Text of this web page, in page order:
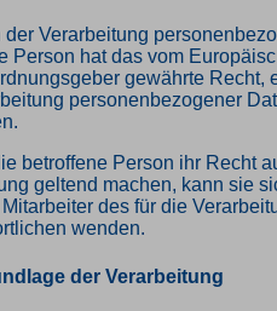
der Verarbeitung
Person hat das vom
gewährte Recht,
personenbezogener
betroffene Person ihr Recht
geltend machen, kann sie
des für die
wenden.
der Verarbeitung